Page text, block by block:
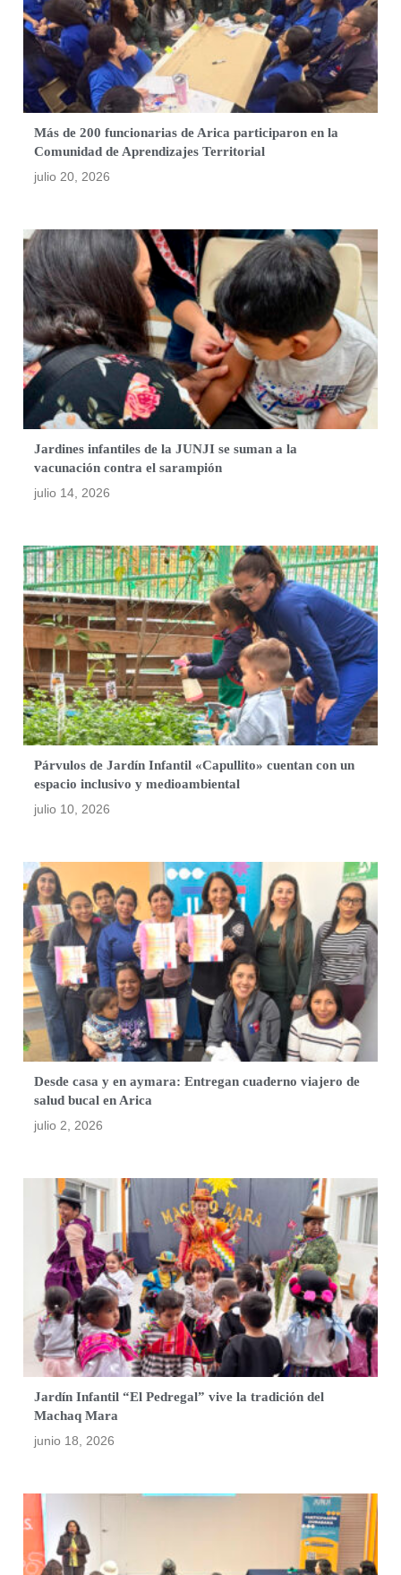
Más de 200 funcionarias de Arica participaron en la
Comunidad de Aprendizajes Territorial
julio 20, 2026
Jardines infantiles de la JUNJI se suman a la
vacunación contra el sarampión
julio 14, 2026
Párvulos de Jardín Infantil «Capullito» cuentan con un
espacio inclusivo y medioambiental
julio 10, 2026
Desde casa y en aymara: Entregan cuaderno viajero de
salud bucal en Arica
julio 2, 2026
Jardín Infantil “El Pedregal” vive la tradición del
Machaq Mara
junio 18, 2026